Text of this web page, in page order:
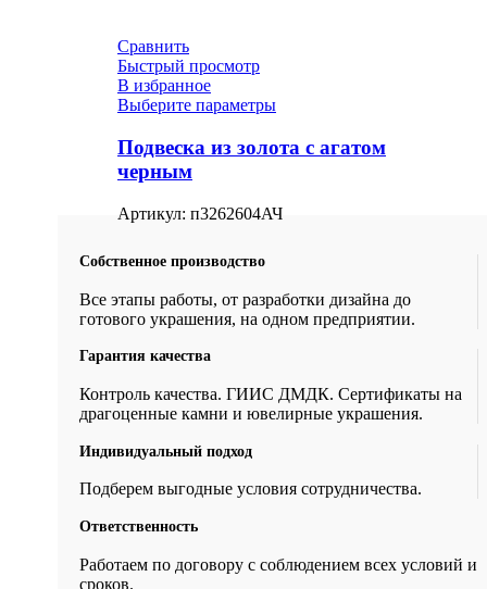
Сравнить
Быстрый просмотр
В избранное
Выберите параметры
Подвеска из золота с агатом
черным
Артикул: п3262604АЧ
Собственное производство
Все этапы работы, от разработки дизайна до
готового украшения, на одном предприятии.
Гарантия качества
Контроль качества. ГИИС ДМДК. Сертификаты на
драгоценные камни и ювелирные украшения.
Индивидуальный подход
Подберем выгодные условия сотрудничества.
Ответственность
Работаем по договору с соблюдением всех условий и
сроков.